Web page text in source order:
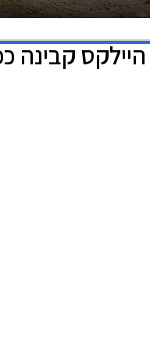
היילקס קבינה